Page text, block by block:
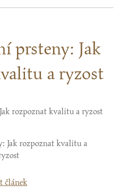
prsteny: Jak
a ryzost
Jak rozpoznat kvalitu a
článek